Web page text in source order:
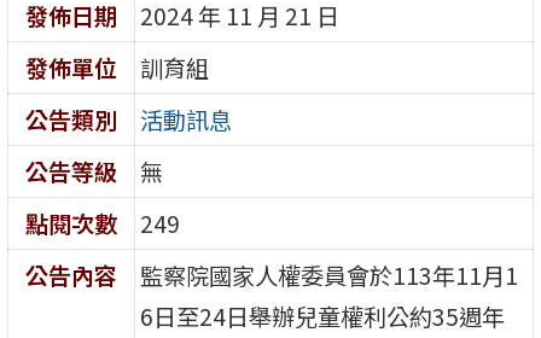
發佈日期
2024 年 11 月 21 日
發佈單位
訓育組
公告類別
活動訊息
公告等級
無
點閱次數
249
公告內容
監察院國家人權委員會於113年11月1
6日至24日舉辦兒童權利公約35週年